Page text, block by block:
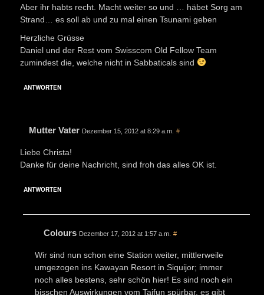
Aber ihr habts recht. Macht weiter so und … häbet Sorg am
Strand… es soll ab und zu mal einen Tsunami geben
Herzliche Grüsse
Daniel und der Rest vom Swisscom Old Fellow Team
zumindest die, welche nicht in Sabbaticals sind
ANTWORTEN
Mutter Vater Dezember 15, 2012 at 8:29 a.m. #
Liebe Christa!
Danke für deine Nachricht, sind froh das alles OK ist.
ANTWORTEN
Colours Dezember 17, 2012 at 1:57 a.m. #
Wir sind nun schon eine Station weiter, mittlerweile
umgezogen ins Kawayan Resort in Siquijor; immer
noch alles bestens, sehr schön hier! Es sind noch ein
bisschen Auswirkungen vom Taifun spürbar, es gibt